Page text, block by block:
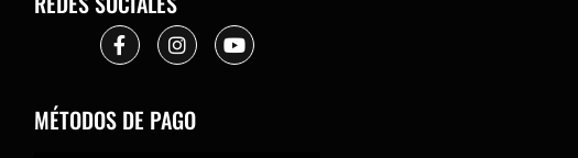
MÉTODOS DE PAGO